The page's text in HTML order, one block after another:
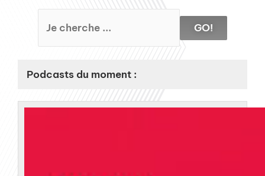
GO!
Podcasts du moment :